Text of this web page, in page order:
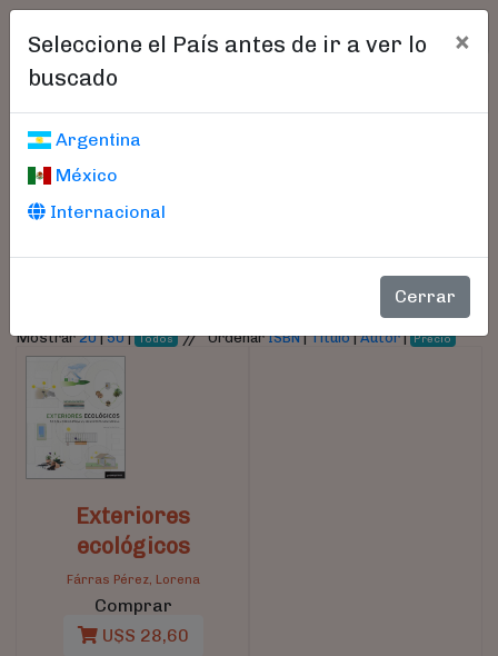
Seleccione el País antes de ir a ver lo
buscado
×
Argentina
México
Internacional
Cerrar
Libros encontrados
Parámetros
Mostrar20|50| Todos //OrdenarISBN|Título|Autor| Precio
Exteriores
ecológicos
Fárras Pérez, Lorena
Comprar
U$S 28,60